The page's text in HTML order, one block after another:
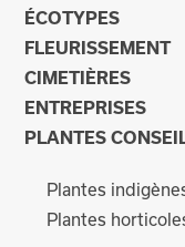
ÉCOTYPES
FLEURISSEMENT
CIMETIÈRES
ENTREPRISES
PLANTES
Plantes
Plantes